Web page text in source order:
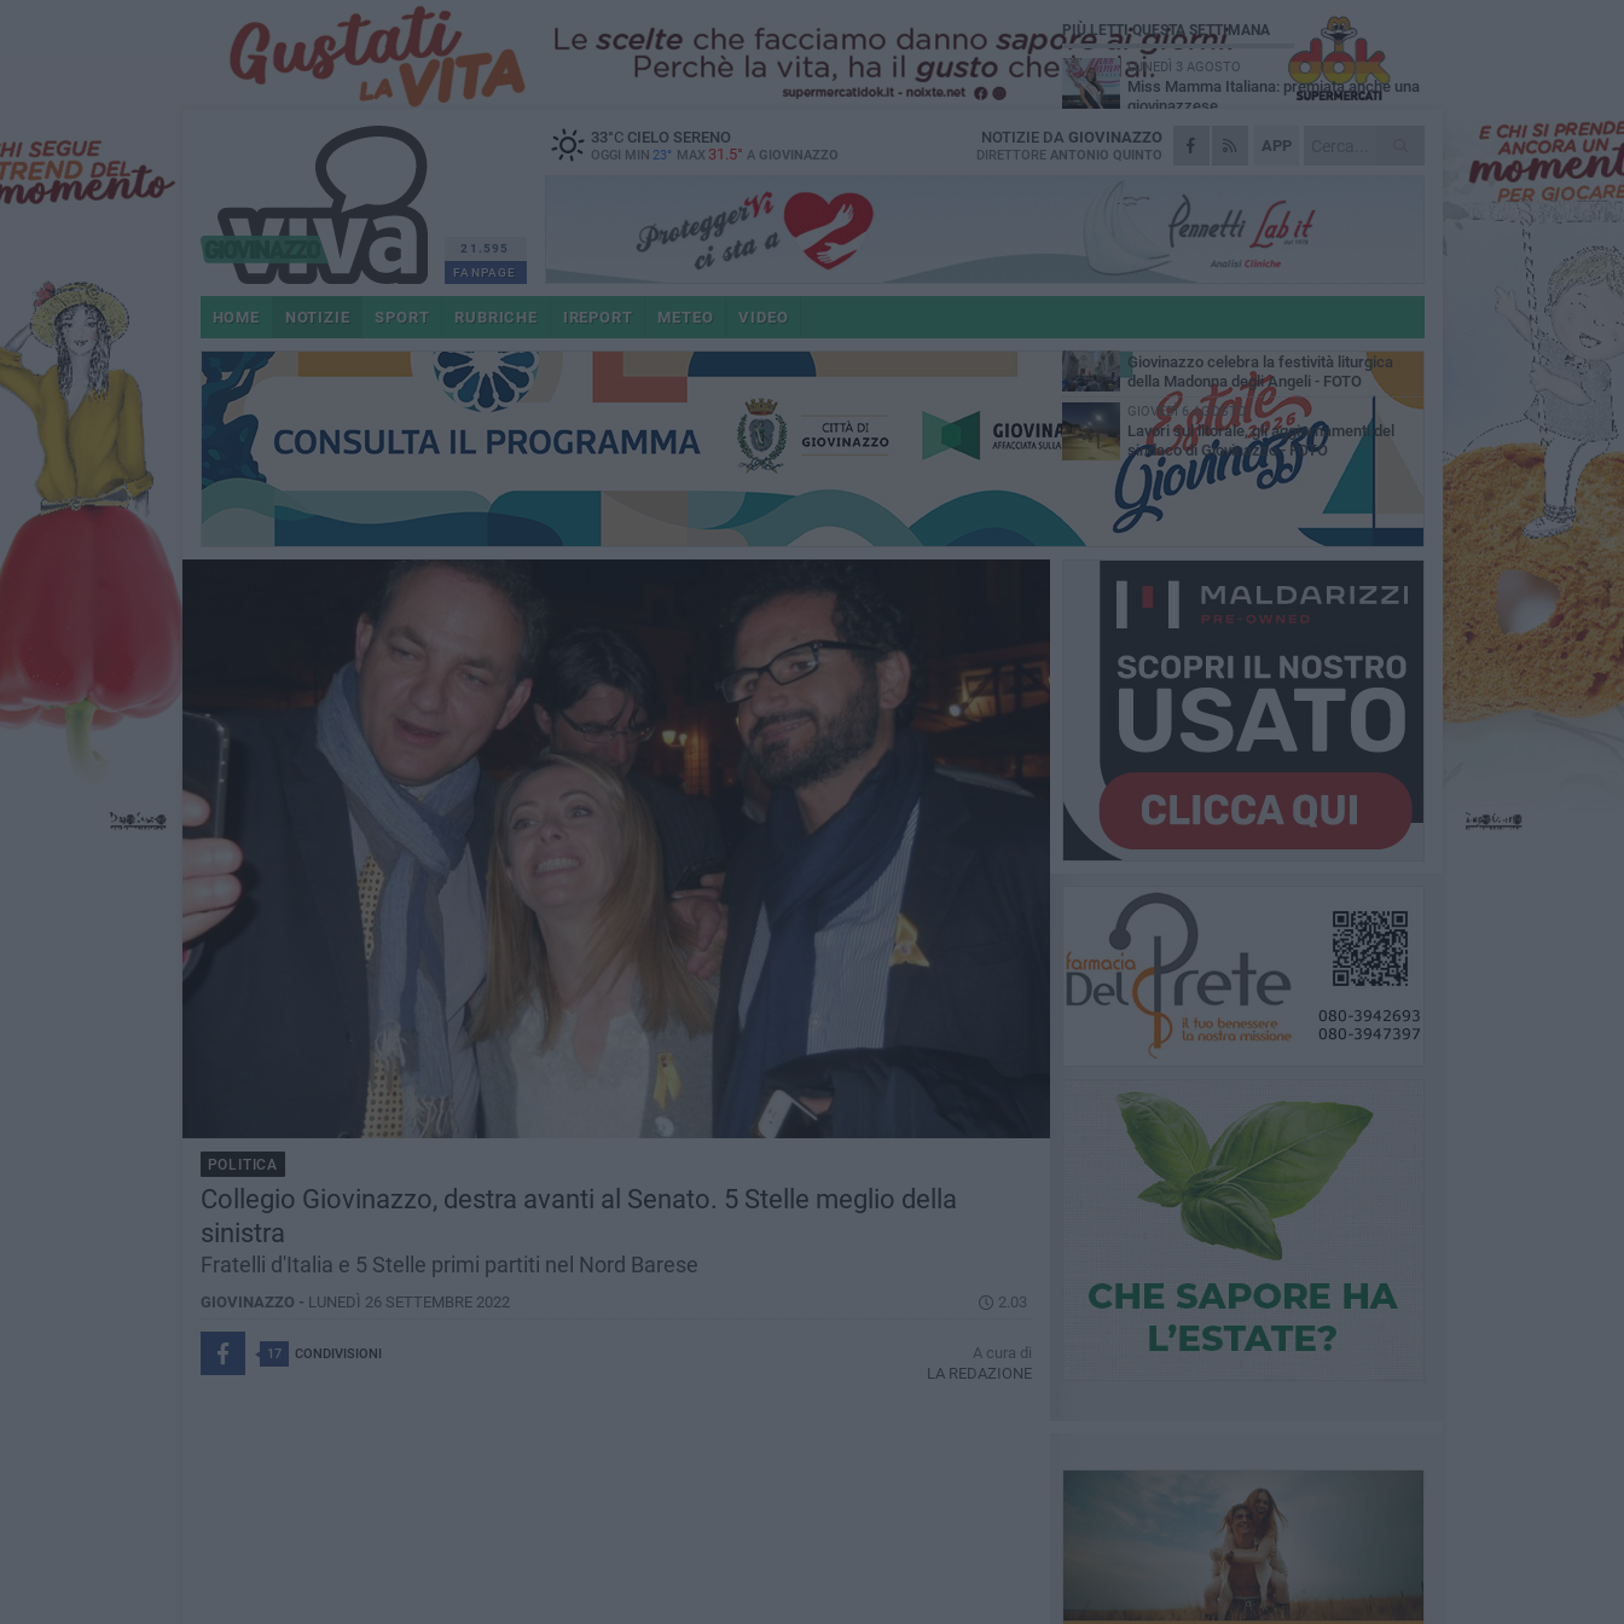
21.595
FANPAGE
33°CCIELO SERENO
OGGI MIN 23° MAX 31.5° A GIOVINAZZO
APP
NOTIZIE DA GIOVINAZZO
DIRETTORE ANTONIO QUINTO
HOME NOTIZIE SPORT RUBRICHE IREPORT METEO VIDEO
POLITICA
Collegio Giovinazzo, destra avanti al Senato. 5 Stelle meglio della
sinistra
Fratelli d'Italia e 5 Stelle primi partiti nel Nord Barese
GIOVINAZZO - LUNEDÌ 26 SETTEMBRE 2022 2.03
17 CONDIVISIONI
A cura di
LA REDAZIONE
PIÙ LETTI QUESTA SETTIMANA
LUNEDÌ 3 AGOSTO
Miss Mamma Italiana: premiata anche una
giovinazzese
MARTEDÌ 4 AGOSTO
Liquidi oleosi sul litorale di Giovinazzo,
MERCOLEDÌ 5 AGOSTO
Problemi raccolta plastica in Puglia:
l'assessora Ciliento prova a spegnere le
LUNEDÌ 3 AGOSTO
«Giovinazzo, a che punto siamo?»:
MARTEDÌ 4 AGOSTO
Giovinazzo celebra la festività liturgica
della Madonna degli Angeli - FOTO
GIOVEDÌ 6 AGOSTO
Lavori sul litorale, gli aggiornamenti del
sindaco di Giovinazzo - FOTO